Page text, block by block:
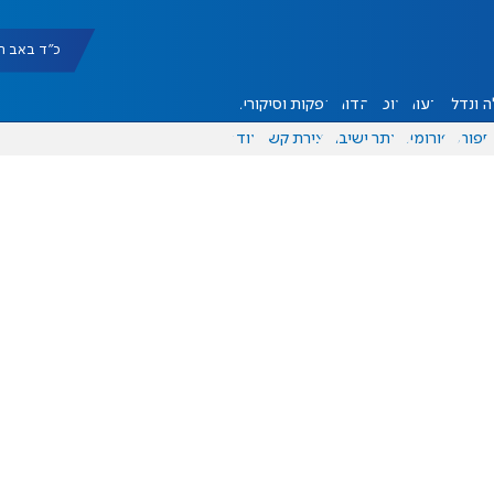
כ"ד באב תשפ"ו
ונדל"ן דעות אוכל יהדות הפקות וסיקורים
ספורט פורומים אתר ישיבה יצירת קשר עוד